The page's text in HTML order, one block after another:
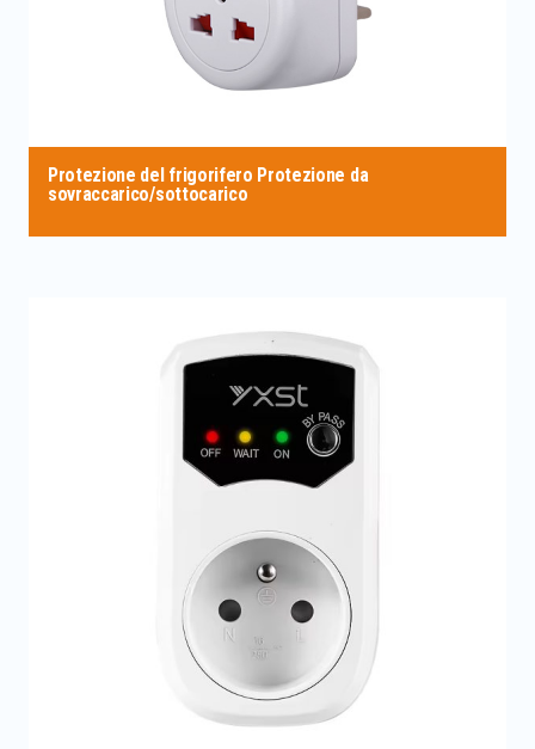
Protezione del frigorifero Protezione da
sovraccarico/sottocarico